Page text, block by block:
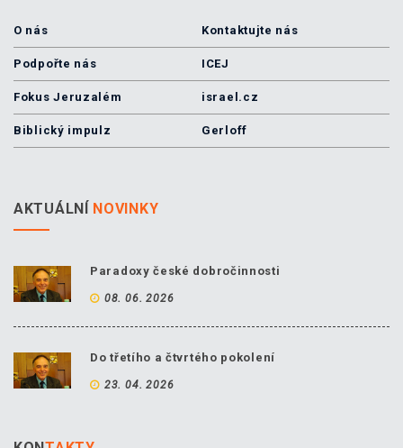
O nás Kontaktujte nás
Podpořte nás ICEJ
Fokus Jeruzalém israel.cz
Biblický impulz Gerloff
AKTUÁLNÍ NOVINKY
Paradoxy české dobročinnosti
08. 06. 2026
Do třetího a čtvrtého pokolení
23. 04. 2026